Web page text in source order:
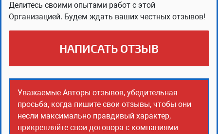
Делитесь своими опытами работ с этой
Организацией. Будем ждать ваших честных отзывов!
НАПИСАТЬ ОТЗЫВ
Уважаемые Авторы отзывов, убедительная
просьба, когда пишите свои отзывы, чтобы они
несли максимально правдивый характер,
прикрепляйте свои договора с компаниями